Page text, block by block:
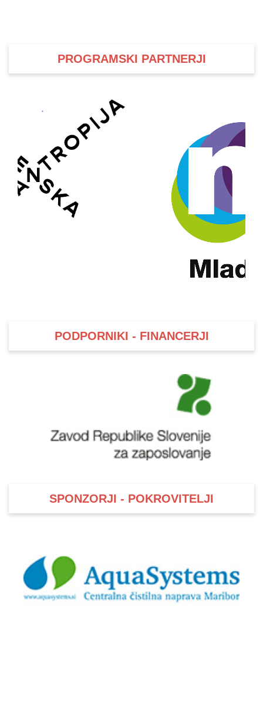
PROGRAMSKI PARTNERJI
PODPORNIKI - FINANCERJI
SPONZORJI - POKROVITELJI